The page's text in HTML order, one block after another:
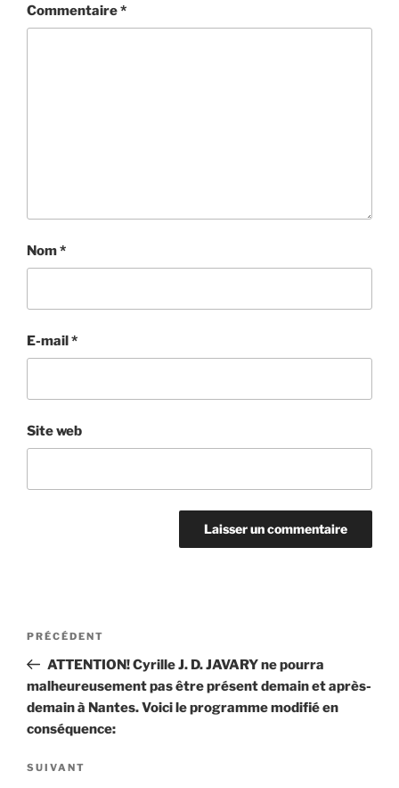
Commentaire*
Nom*
E-mail*
Site web
Navigation
l’article
Article
précédent
PRÉCÉDENT
ATTENTION! Cyrille J. D. JAVARY ne pourra
malheureusement pas être présent demain et après-
demain à Nantes. Voici le programme modifié en
conséquence:
Article
SUIVANT